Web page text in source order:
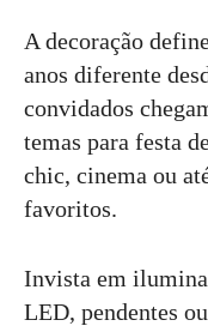
A decoração
anos diferente
convidados
temas para festa
chic, cinema ou
favoritos.
Invista em
LED, pendentes